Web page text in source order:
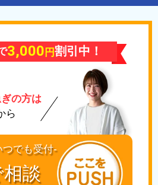
3,000円割引中！
の方は
ら
つでも受付-
相談